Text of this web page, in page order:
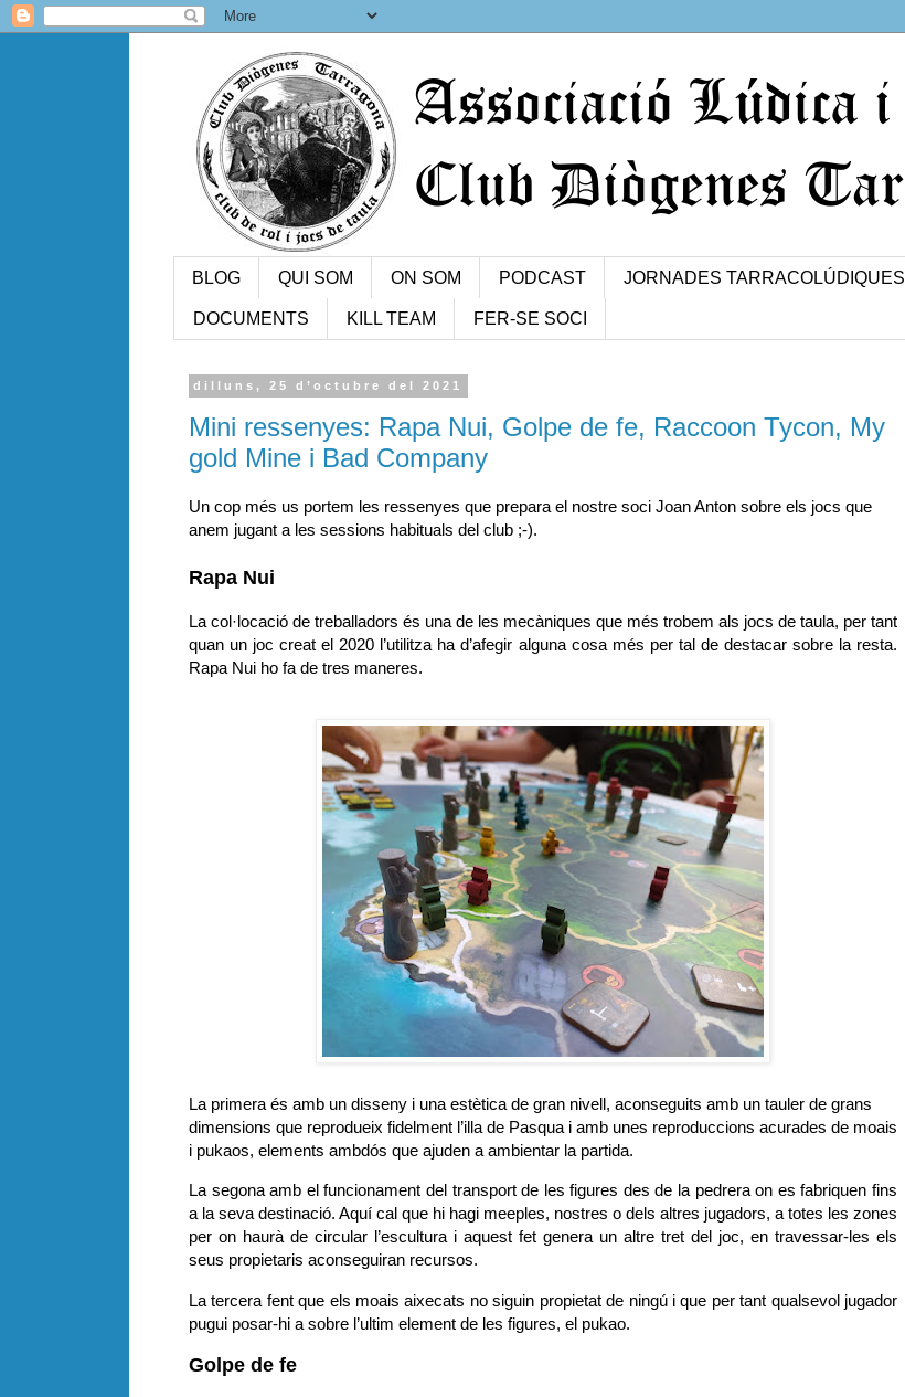
BLOG QUI SOM ON SOM PODCAST JORNADES TARRACOLÚDIQUES
DOCUMENTS KILL TEAM FER-SE SOCI
dilluns, 25 d’octubre del 2021
Mini ressenyes: Rapa Nui, Golpe de fe, Raccoon Tycon, My
gold Mine i Bad Company
Un cop més us portem les ressenyes que prepara el nostre soci Joan Anton sobre els jocs que
anem jugant a les sessions habituals del club ;-).
Rapa Nui
La col·locació de treballadors és una de les mecàniques que més trobem als jocs de taula, per tant
quan un joc creat el 2020 l’utilitza ha d’afegir alguna cosa més per tal de destacar sobre la resta.
Rapa Nui ho fa de tres maneres.
La primera és amb un disseny i una estètica de gran nivell, aconseguits amb un tauler de grans
dimensions que reprodueix fidelment l’illa de Pasqua i amb unes reproduccions acurades de moais
i pukaos, elements ambdós que ajuden a ambientar la partida.
La segona amb el funcionament del transport de les figures des de la pedrera on es fabriquen fins
a la seva destinació. Aquí cal que hi hagi meeples, nostres o dels altres jugadors, a totes les zones
per on haurà de circular l’escultura i aquest fet genera un altre tret del joc, en travessar-les els
seus propietaris aconseguiran recursos.
La tercera fent que els moais aixecats no siguin propietat de ningú i que per tant qualsevol jugador
pugui posar-hi a sobre l’ultim element de les figures, el pukao.
Golpe de fe